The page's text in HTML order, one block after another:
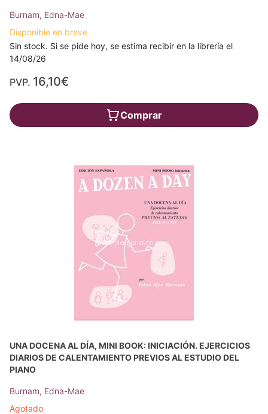
Burnam, Edna-Mae
Disponible en breve
Sin stock. Si se pide hoy, se estima recibir en la librería el
14/08/26
PVP. 16,10€
Comprar
UNA DOCENA AL DÍA, MINI BOOK: INICIACIÓN. EJERCICIOS
DIARIOS DE CALENTAMIENTO PREVIOS AL ESTUDIO DEL
PIANO
Burnam, Edna-Mae
Agotado